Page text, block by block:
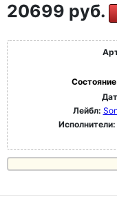
20699 руб.
Лейбл:
Исполнители: